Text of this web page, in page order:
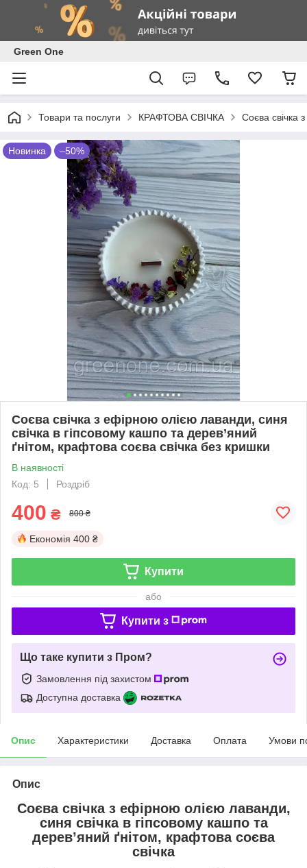
Green One
Товари та послуги КРАФТОВА СВІЧКА Соєва свічка
Новинка –50%
Соєва свічка з ефірною олією лаванди, синя
свічка в гіпсовому кашпо та дерев’яний
ґнітом, крафтова соєва свічка без кришки
В наявності
Код: 5
Роздріб
400 ₴ 800 ₴
Економія 400 ₴
Купити
або
Купити з
Що таке купити з Пром?
Замовлення під захистом
Доступна доставка
Опис Характеристики Доставка Оплата Умови
Опис
Соєва свічка з ефірною олією лаванди,
синя свічка в гіпсовому кашпо та
дерев’яний ґнітом, крафтова соєва
свічка